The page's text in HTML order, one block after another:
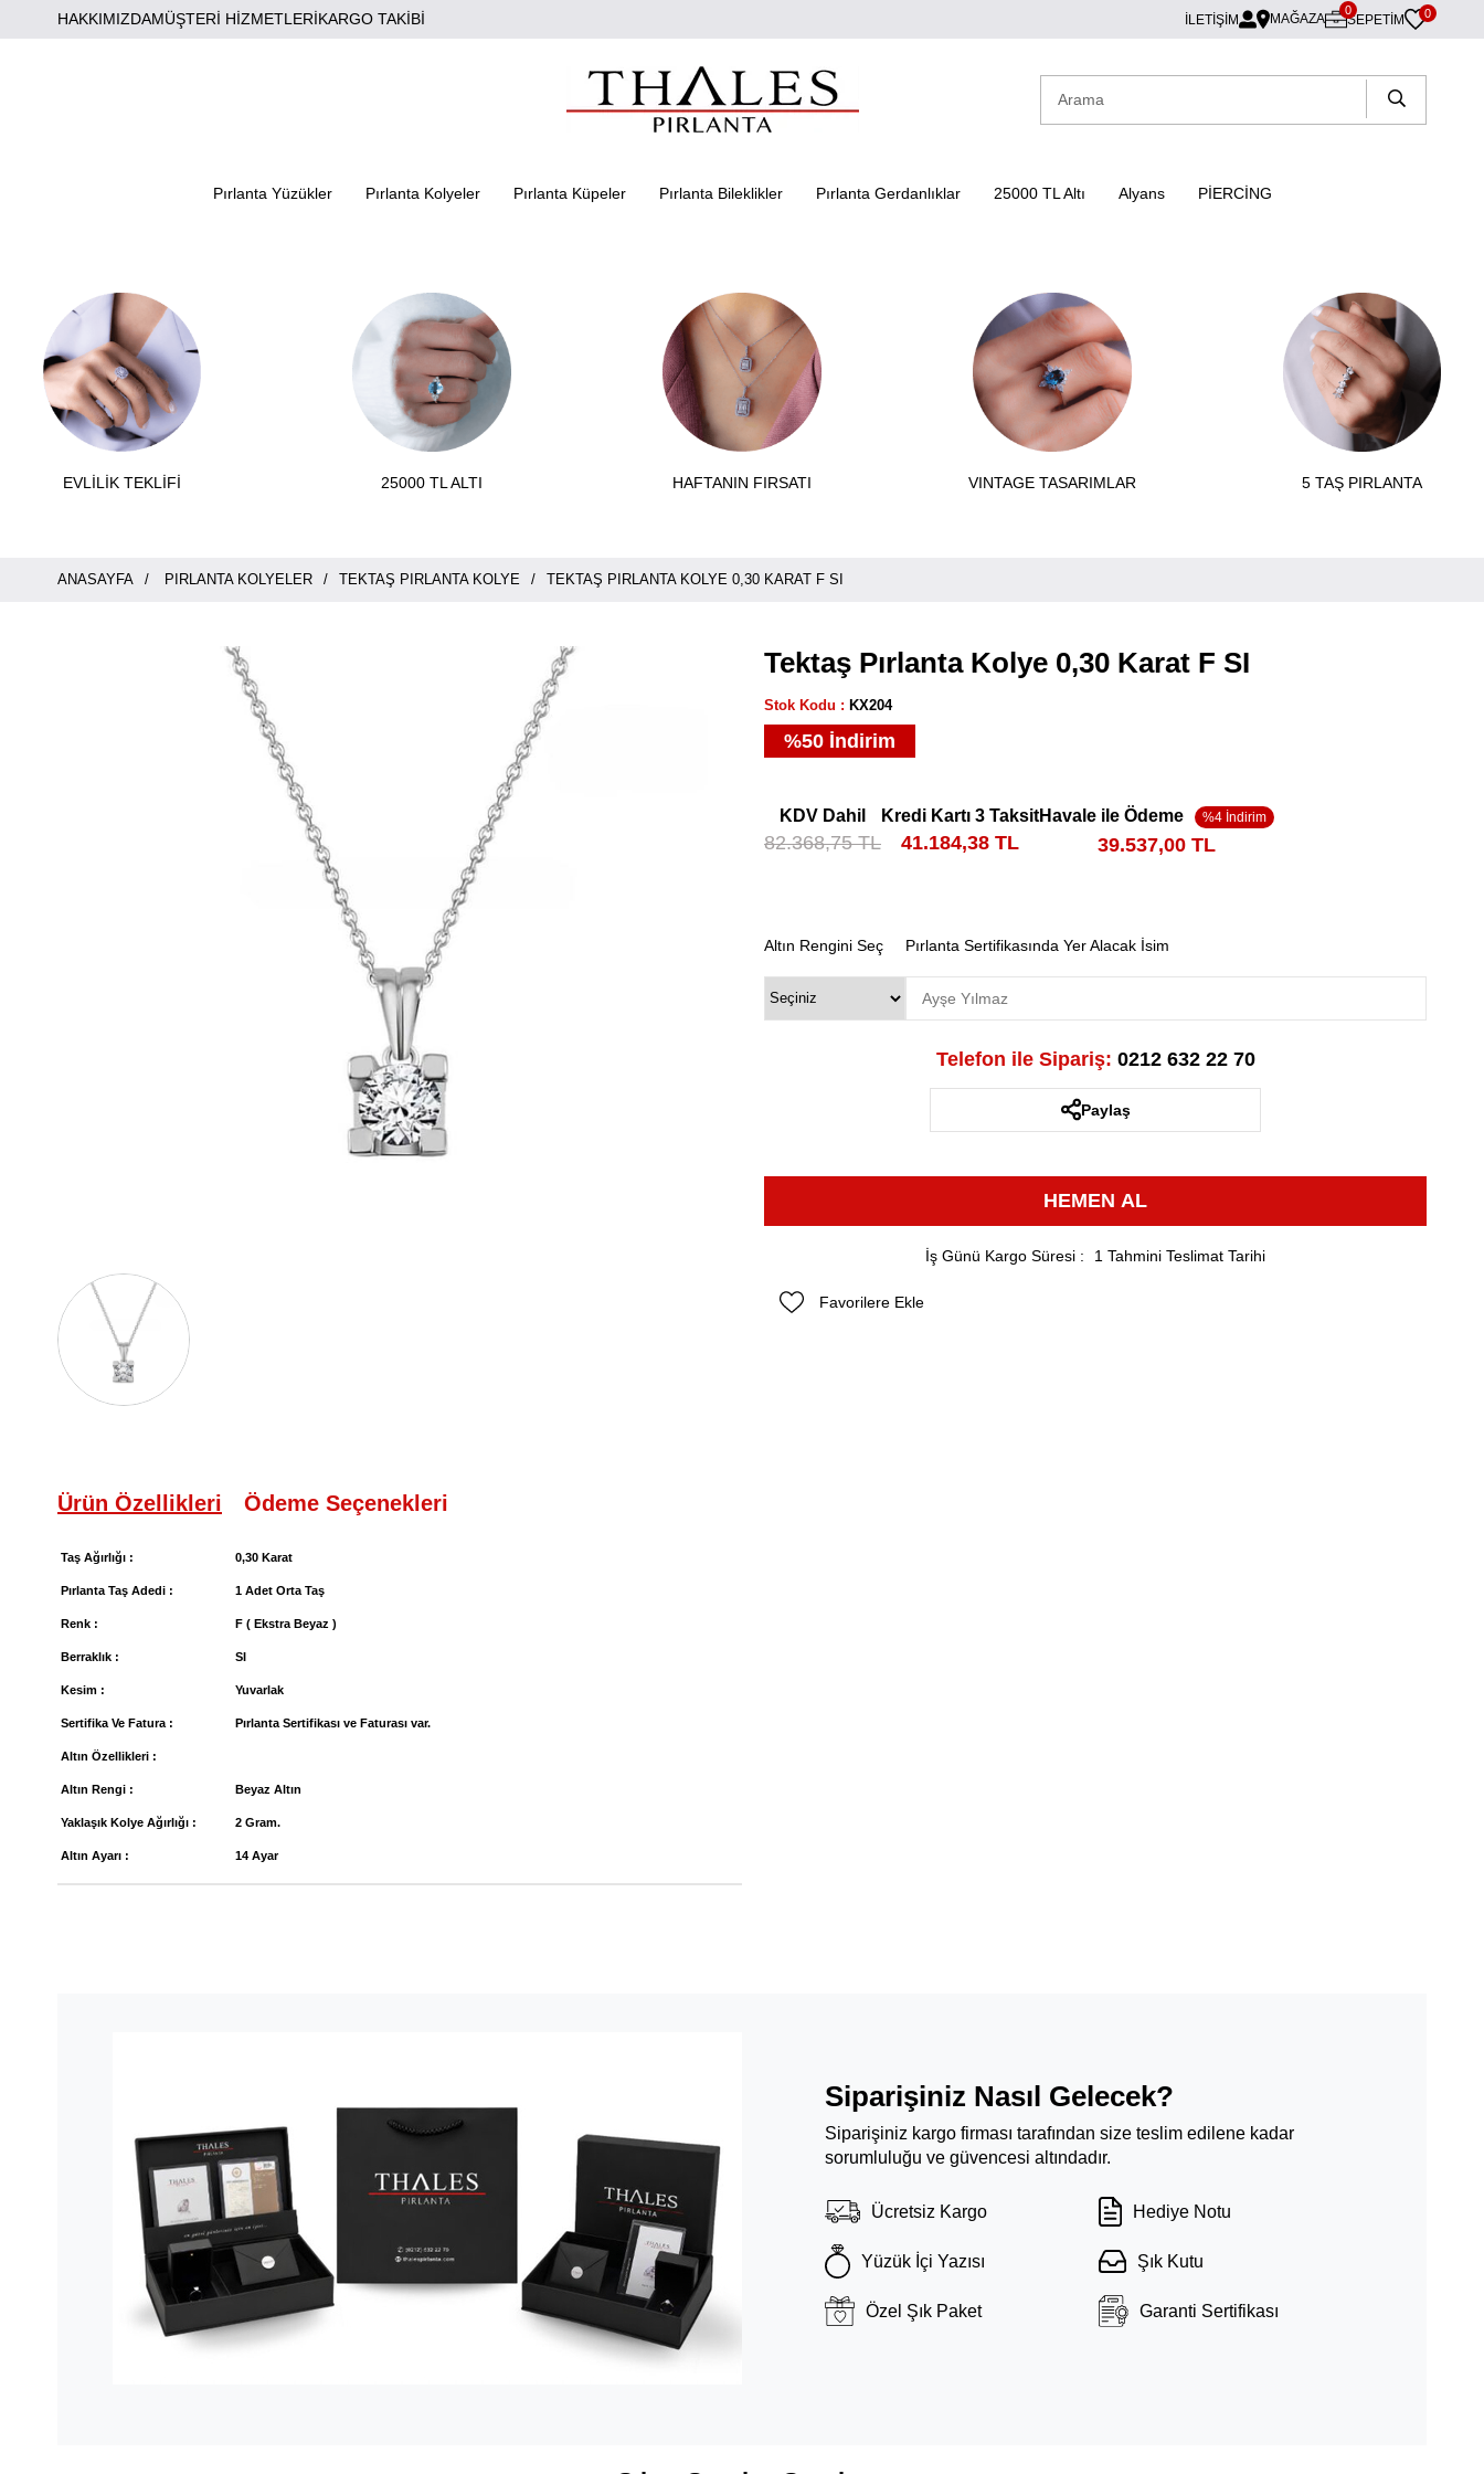
HAKKIMIZDAMÜŞTERİ HİZMETLERİKARGO TAKİBİ İLETİŞİM MAĞAZA SEPETIM
0 0
Pırlanta Yüzükler Pırlanta Kolyeler Pırlanta Küpeler Pırlanta Bileklikler Pırlanta Gerdanlıklar 25000 TL Altı Alyans PİERCİNG
EVLİLİK TEKLİFİ 25000 TL ALTI HAFTANIN FIRSATI VINTAGE TASARIMLAR 5 TAŞ PIRLANTA
ANASAYFA PIRLANTA KOLYELER TEKTAŞ PIRLANTA KOLYE TEKTAŞ PIRLANTA KOLYE 0,30 KARAT F SI
Ürün Özellikleri Ödeme Seçenekleri
Taş Ağırlığı : 0,30 Karat
Pırlanta Taş Adedi : 1 Adet Orta Taş
Renk : F ( Ekstra Beyaz )
Berraklık : SI
Kesim : Yuvarlak
Sertifika Ve Fatura : Pırlanta Sertifikası ve Faturası var.
Altın Özellikleri :
Altın Rengi : Beyaz Altın
Yaklaşık Kolye Ağırlığı : 2 Gram.
Altın Ayarı : 14 Ayar
Tektaş Pırlanta Kolye 0,30 Karat F SI
Stok Kodu KX204
%50 İndirim
KDV Dahil
82.368,75 TL
Kredi Kartı 3 Taksit
41.184,38 TL
Havale ile Ödeme
39.537,00 TL
Altın Rengini Seç Pırlanta Sertifikasında Yer Alacak İsim
Telefon ile Sipariş: 0212 632 22 70
Paylaş
İş Günü Kargo Süresi : 1 Tahmini Teslimat Tarihi
Favorilere Ekle
Siparişiniz Nasıl Gelecek?
Siparişiniz kargo firması tarafından size teslim edilene kadar
sorumluluğu ve güvencesi altındadır.
Ücretsiz Kargo Hediye Notu
Yüzük İçi Yazısı Şık Kutu
Özel Şık Paket Garanti Sertifikası